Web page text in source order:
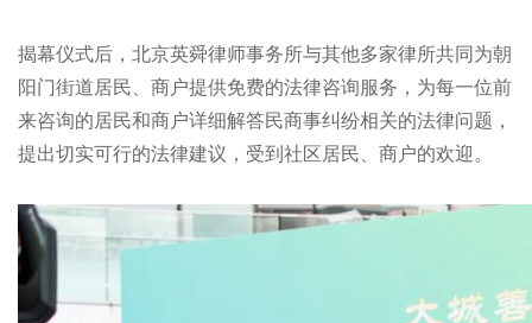
揭幕仪式后，北京英舜律师事务所与其他多家律所共同为朝
阳门街道居民、商户提供免费的法律咨询服务，为每一位前
来咨询的居民和商户详细解答民商事纠纷相关的法律问题，
提出切实可行的法律建议，受到社区居民、商户的欢迎。